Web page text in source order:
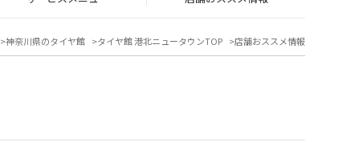
神奈川県のタイヤ館 タイヤ館 港北ニュータウンTOP 店舗おススメ情報